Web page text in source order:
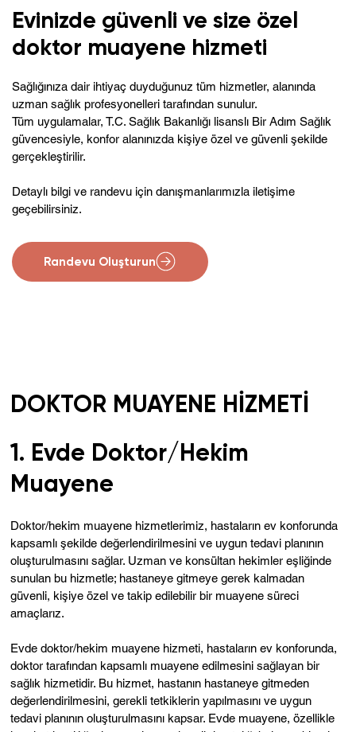
Evinizde güvenli ve size özel
doktor muayene hizmeti
Sağlığınıza dair ihtiyaç duyduğunuz tüm hizmetler, alanında
uzman sağlık profesyonelleri tarafından sunulur.
Tüm uygulamalar, T.C. Sağlık Bakanlığı lisanslı Bir Adım Sağlık
güvencesiyle, konfor alanınızda kişiye özel ve güvenli şekilde
gerçekleştirilir.
Detaylı bilgi ve randevu için danışmanlarımızla iletişime
geçebilirsiniz.
Randevu Oluşturun
DOKTOR MUAYENE HİZMETİ
1. Evde Doktor/Hekim
Muayene
Doktor/hekim muayene hizmetlerimiz, hastaların ev konforunda
kapsamlı şekilde değerlendirilmesini ve uygun tedavi planının
oluşturulmasını sağlar. Uzman ve konsültan hekimler eşliğinde
sunulan bu hizmetle; hastaneye gitmeye gerek kalmadan
güvenli, kişiye özel ve takip edilebilir bir muayene süreci
amaçlarız.
Evde doktor/hekim muayene hizmeti, hastaların ev konforunda,
doktor tarafından kapsamlı muayene edilmesini sağlayan bir
sağlık hizmetidir. Bu hizmet, hastanın hastaneye gitmeden
değerlendirilmesini, gerekli tetkiklerin yapılmasını ve uygun
tedavi planının oluşturulmasını kapsar. Evde muayene, özellikle